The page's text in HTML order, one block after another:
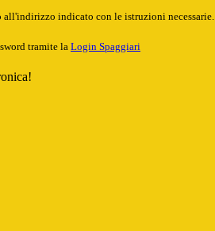
all'indirizzo indicato con le istruzioni necessarie.
tramite la Login Spaggiari